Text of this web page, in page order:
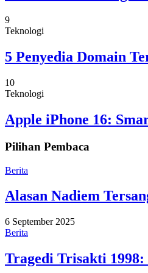
9
Teknologi
5 Penyedia Domain
10
Teknologi
Apple iPhone 16:
Pilihan Pembaca
Berita
Alasan Nadiem
6 September 2025
Berita
Tragedi Trisakti